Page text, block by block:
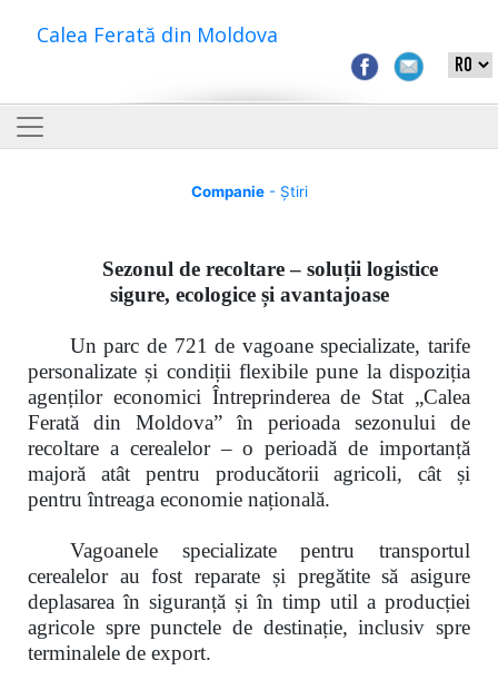
Calea Ferată din Moldova
Companie- Știri
Sezonul de recoltare – soluții logistice
sigure, ecologice și avantajoase
Un parc de 721 de vagoane specializate, tarife
personalizate și condiții flexibile pune la dispoziția
agenților economici Întreprinderea de Stat „Calea
Ferată din Moldova” în perioada sezonului de
recoltare a cerealelor – o perioadă de importanță
majoră atât pentru producătorii agricoli, cât și
pentru întreaga economie națională.
Vagoanele specializate pentru transportul
cerealelor au fost reparate și pregătite să asigure
deplasarea în siguranță și în timp util a producției
agricole spre punctele de destinație, inclusiv spre
terminalele de export.